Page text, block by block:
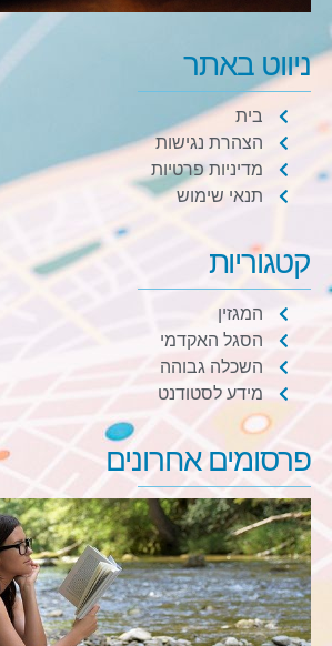
ניווט באתר
בית
הצהרת נגישות
מדיניות פרטיות
תנאי שימוש
קטגוריות
המגזין
הסגל האקדמי
השכלה גבוהה
מידע לסטודנט
פרסומים אחרונים